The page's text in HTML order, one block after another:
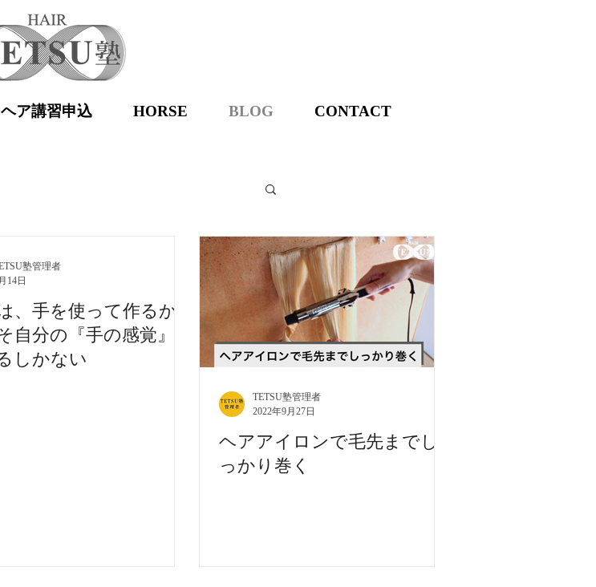
ヘア講習申込 HORSE BLOG CONTACT
、手を使って作るか
自分の『手の感覚』を
しかない
塾管理者
14日
ヘアアイロンで毛先までし
っかり巻く
TETSU塾管理者
2022年9月27日